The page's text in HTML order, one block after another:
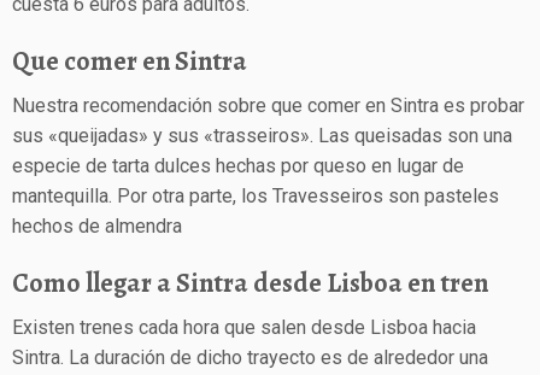
Que comer en Sintra
Nuestra recomendación sobre que comer en Sintra es probar
sus «queijadas» y sus «trasseiros». Las queisadas son una
especie de tarta dulces hechas por queso en lugar de
mantequilla. Por otra parte, los Travesseiros son pasteles
hechos de almendra
Como llegar a Sintra desde Lisboa en tren
Existen trenes cada hora que salen desde Lisboa hacia
Sintra. La duración de dicho trayecto es de alrededor una